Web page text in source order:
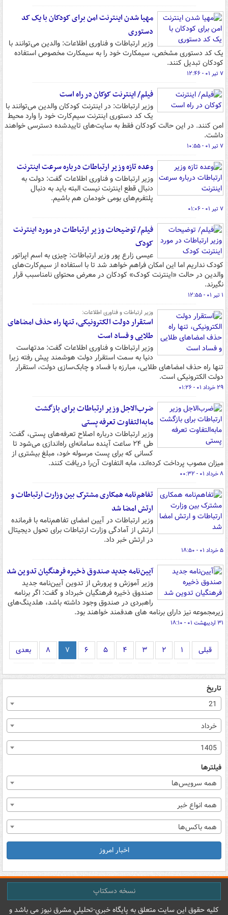
مهیا شدن اینترنت امن برای کودکان با یک کد
دستوری
وزیر ارتباطات و فناوری اطلاعات: والدین می‌توانند با
یک کد دستوری مشخص، سیمکارت خود را به سیمکارت مخصوص استفاده
کودکان تبدیل کنند.
۷ تیر ۰۱ - ۱۲:۴۶
فیلم/ اینترنت کوکان در راه است
وزیر ارتباطات: در اینترنت کودکان والدین می‌توانند با
یک کد دستوری اینترنت سیم‌کارت خود را وارد محیط
امن کنند. در این حالت کودکان فقط به سایت‌های تاییدشده دسترسی خواهند
داشت.
۷ تیر ۰۱ - ۱۰:۵۵
وعده تازه وزیر ارتباطات درباره سرعت اینترنت
وزیر ارتباطات و فناوری اطلاعات گفت: دولت به
دنبال قطع اینترنت نیست البته باید به دنبال
پلتفرم‌های بومی خودمان هم باشیم.
۷ تیر ۰۱ - ۰۱:۰۶
فیلم/ توضیحات وزیر ارتباطات در مورد اینترنت
کودک
عیسی زارع پور وزیر ارتباطات: چیزی به اسم اپراتور
کودک نداریم اما این امکان فراهم خواهد شد تا با استفاده از سیم‌کارت‌های
والدین در حالت «اینترنت کودک» کودکان در معرض محتوای نامناسبب قرار
نگیرند.
۱ تیر ۰۱ - ۱۲:۵۵
وزیر ارتباطات و فناوری اطلاعات:
استقرار دولت الکترونیکی، تنها راه حذف امضاهای
طلایی و فساد است
وزیر ارتباطات و فناوری اطلاعات گفت: مدتهاست
دنیا به سمت استقرار دولت هوشمند پیش رفته‌ زیرا
تنها راه حذف امضاهای طلایی، مبارزه با فساد و چابک‌سازی دولت، استقرار
دولت الکترونیکی است.
۲۹ خرداد ۰۱ - ۰۱:۲۶
ضرب‌الاجل وزیر ارتباطات برای بازگشت
مابه‌التفاوت تعرفه پستی
وزیر ارتباطات درباره اصلاح تعرفه‌های پستی، گفت:
طی ۲۴ ساعت آینده سامانه‌ای راه‌اندازی می‌شود تا
کسانی که برای پست مرسوله خود، مبلغ بیشتری از
میزان مصوب پرداخت کرده‌اند، مابه التفاوت آن‌را دریافت کنند.
۸ خرداد ۰۱ - ۰۰:۳۲
تفاهم‌نامه همکاری مشترک بین وزارت ارتباطات و
ارتش امضا شد
وزیر ارتباطات در آیین امضای تفاهم‌نامه با فرمانده
ارتش از آمادگی وزارت ارتباطات برای تحول دیجیتال
در ارتش خبر داد.
۵ خرداد ۰۱ - ۱۸:۵۰
آیین‌نامه جدید صندوق ذخیره فرهنگیان تدوین شد
وزیر آموزش و پرورش از تدوین آیین‌نامه جدید
صندوق ذخیره فرهنگیان خبرداد و گفت: اگر برنامه
راهبردی در صندوق وجود داشته باشد، هلدینگ‌های
زیرمجموعه نیز دارای برنامه های هدفمند خواهند بود.
۳۱ اردیبهشت ۰۱ - ۱۸:۱۰
قبلی ۱ ۲ ۳ ۴ ۵ ۶ ۷ ۸ بعدی
تاریخ
21
خرداد
1405
فیلترها
همه سرویس‌ها
همه انواع خبر
همه باکس‌ها
اخبار امروز
نسخه دسکتاپ
کليه حقوق اين سايت متعلق به پایگاه خبري-تحليلي مشرق نيوز می باشد و